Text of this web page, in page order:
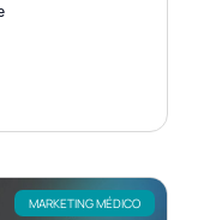
MARKETING MÉDICO